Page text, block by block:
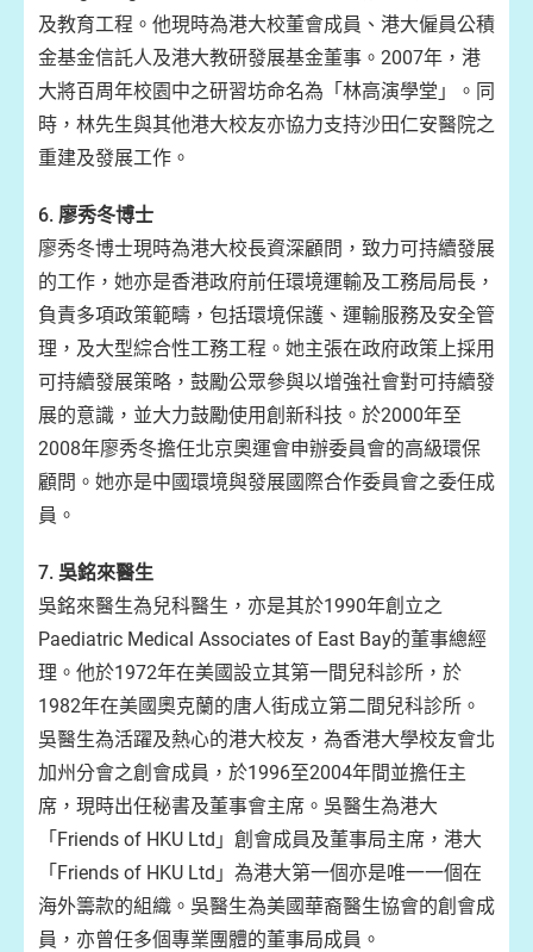
及教育工程。他現時為港大校董會成員、港大僱員公積
金基金信託人及港大教研發展基金董事。2007年，港
大將百周年校園中之研習坊命名為「林高演學堂」。同
時，林先生與其他港大校友亦協力支持沙田仁安醫院之
重建及發展工作。
6. 廖秀冬博士
廖秀冬博士現時為港大校長資深顧問，致力可持續發展
的工作，她亦是香港政府前任環境運輸及工務局局長，
負責多項政策範疇，包括環境保護、運輸服務及安全管
理，及大型綜合性工務工程。她主張在政府政策上採用
可持續發展策略，鼓勵公眾參與以增強社會對可持續發
展的意識，並大力鼓勵使用創新科技。於2000年至
2008年廖秀冬擔任北京奧運會申辦委員會的高級環保
顧問。她亦是中國環境與發展國際合作委員會之委任成
員。
7. 吳銘來醫生
吳銘來醫生為兒科醫生，亦是其於1990年創立之
Paediatric Medical Associates of East Bay的董事總經
理。他於1972年在美國設立其第一間兒科診所，於
1982年在美國奧克蘭的唐人街成立第二間兒科診所。
吳醫生為活躍及熱心的港大校友，為香港大學校友會北
加州分會之創會成員，於1996至2004年間並擔任主
席，現時出任秘書及董事會主席。吳醫生為港大
「Friends of HKU Ltd」創會成員及董事局主席，港大
「Friends of HKU Ltd」為港大第一個亦是唯一一個在
海外籌款的組織。吳醫生為美國華裔醫生協會的創會成
員，亦曾任多個專業團體的董事局成員。